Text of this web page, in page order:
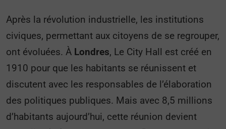
Après la révolution industrielle, les institutions
civiques, permettant aux citoyens de se regrouper,
ont évoluées. À Londres, Le City Hall est créé en
1910 pour que les habitants se réunissent et
discutent avec les responsables de l’élaboration
des politiques publiques. Mais avec 8,5 millions
d’habitants aujourd’hui, cette réunion devient